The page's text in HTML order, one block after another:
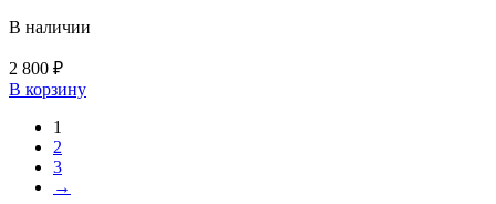
В наличии
2 800 ₽
В корзину
1
2
3
→